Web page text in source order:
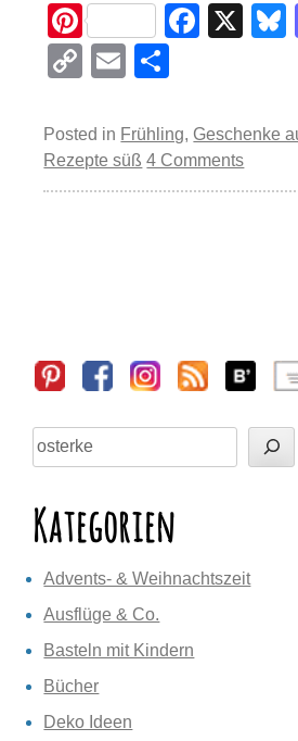
Pi
nt
er
e
st
F
e
b
o
X
C
p
y
Li
E
ail e
n
Posted in Frühling, Geschenke
Rezepte süß 4 Comments
Sidebar
Suchen
Kategorien
Advents- & Weihnachtszeit
Ausflüge & Co.
Basteln mit Kindern
Bücher
Deko Ideen